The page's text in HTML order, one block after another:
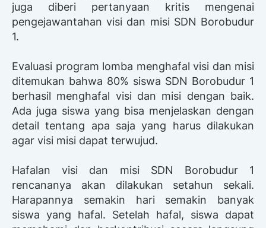
juga diberi pertanyaan kritis mengenai
pengejawantahan visi dan misi SDN Borobudur
1.
Evaluasi program lomba menghafal visi dan misi
ditemukan bahwa 80% siswa SDN Borobudur 1
berhasil menghafal visi dan misi dengan baik.
Ada juga siswa yang bisa menjelaskan dengan
detail tentang apa saja yang harus dilakukan
agar visi misi dapat terwujud.
Hafalan visi dan misi SDN Borobudur 1
rencananya akan dilakukan setahun sekali.
Harapannya semakin hari semakin banyak
siswa yang hafal. Setelah hafal, siswa dapat